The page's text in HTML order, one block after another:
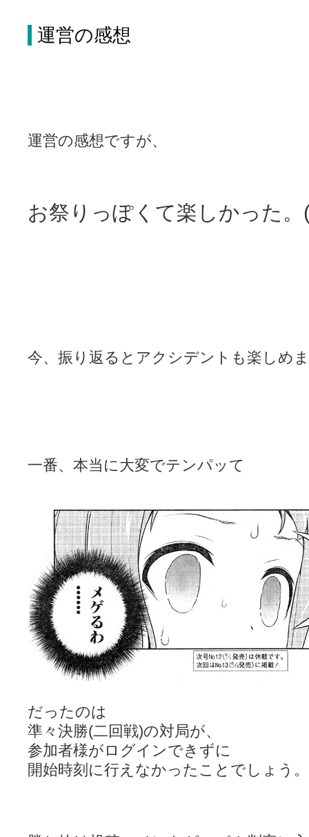
運営の感想
運営の感想ですが、
お祭りっぽくて楽しかった。
今、振り返るとアクシデントも楽しめ
一番、本当に大変でテンパッて
だったのは
準々決勝(二回戦)の対局が、
参加者様がログインできずに
開始時刻に行えなかったことでしょう。